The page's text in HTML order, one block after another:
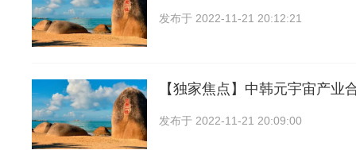
发布于 2022-11-21 20:12:21
【独家焦点】中韩元宇宙产业
发布于 2022-11-21 20:09:00